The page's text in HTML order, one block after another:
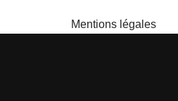
Mentions légales